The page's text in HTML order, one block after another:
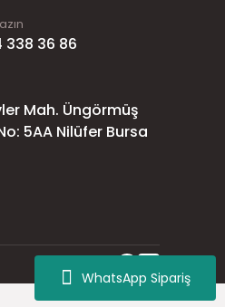
WhatsApp Sipariş
338 36 86
Mah. Üngörmüş
5AA Nilüfer Bursa